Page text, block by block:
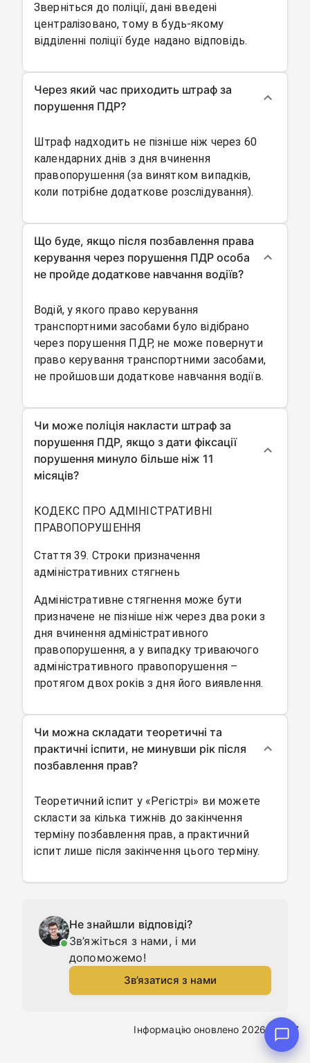
Зверніться до поліції, дані введені
централізовано, тому в будь-якому
відділенні поліції буде надано відповідь.
Через який час приходить штраф за
порушення ПДР?
Штраф надходить не пізніше ніж через 60
календарних днів з дня вчинення
правопорушення (за винятком випадків,
коли потрібне додаткове розслідування).
Що буде, якщо після позбавлення права
керування через порушення ПДР особа
не пройде додаткове навчання водіїв?
Водій, у якого право керування
транспортними засобами було відібрано
через порушення ПДР, не може повернути
право керування транспортними засобами,
не пройшовши додаткове навчання водіїв.
Чи може поліція накласти штраф за
порушення ПДР, якщо з дати фіксації
порушення минуло більше ніж 11
місяців?
КОДЕКС ПРО АДМІНІСТРАТИВНІ
ПРАВОПОРУШЕННЯ
Стаття 39. Строки призначення
адміністративних стягнень
Адміністративне стягнення може бути
призначене не пізніше ніж через два роки з
дня вчинення адміністративного
правопорушення, а у випадку триваючого
адміністративного правопорушення –
протягом двох років з дня його виявлення.
Чи можна складати теоретичні та
практичні іспити, не минувши рік після
позбавлення прав?
Теоретичний іспит у «Регістрі» ви можете
скласти за кілька тижнів до закінчення
терміну позбавлення прав, а практичний
іспит лише після закінчення цього терміну.
Не знайшли відповіді?
Зв’яжіться з нами, і ми
допоможемо!
Зв’язатися з нами
Інформацію оновлено 2026-03-07